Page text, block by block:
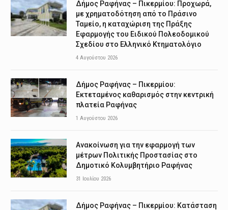
Δήμος Ραφήνας – Πικερμίου: Προχωρά,
με χρηματοδότηση από το Πράσινο
Ταμείο, η καταχώριση της Πράξης
Εφαρμογής του Ειδικού Πολεοδομικού
Σχεδίου στο Ελληνικό Κτηματολόγιο
4 Αυγούστου 2026
Δήμος Ραφήνας – Πικερμίου:
Εκτεταμένος καθαρισμός στην κεντρική
πλατεία Ραφήνας
1 Αυγούστου 2026
Ανακοίνωση για την εφαρμογή των
μέτρων Πολιτικής Προστασίας στο
Δημοτικό Κολυμβητήριο Ραφήνας
31 Ιουλίου 2026
Δήμος Ραφήνας – Πικερμίου: Κατάσταση